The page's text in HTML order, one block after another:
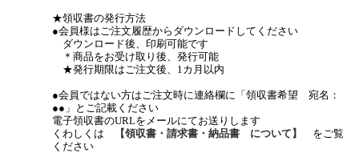
★領収書の発行方法
●会員様はご注文履歴からダウンロードしてください
ダウンロード後、印刷可能です
＊商品をお受け取り後、発行可能
★発行期限はご注文後、1カ月以内
●会員ではない方はご注文時に連絡欄に「領収書希望 宛名：
●●」とご記載ください
電子領収書のURLをメールにてお送りします
くわしくは
【領収書・請求書・納品書 について】
をご覧
ください